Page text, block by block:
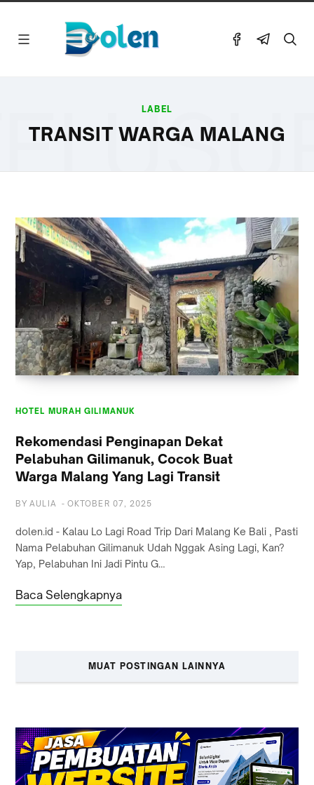
LABEL
TRANSIT WARGA MALANG
HOTEL MURAH GILIMANUK
Rekomendasi Penginapan Dekat
Pelabuhan Gilimanuk, Cocok Buat
Warga Malang Yang Lagi Transit
BY AULIA - OKTOBER 07, 2025
dolen.id - Kalau Lo Lagi Road Trip Dari Malang Ke Bali , Pasti
Nama Pelabuhan Gilimanuk Udah Nggak Asing Lagi, Kan?
Yap, Pelabuhan Ini Jadi Pintu G…
Baca Selengkapnya
MUAT POSTINGAN LAINNYA